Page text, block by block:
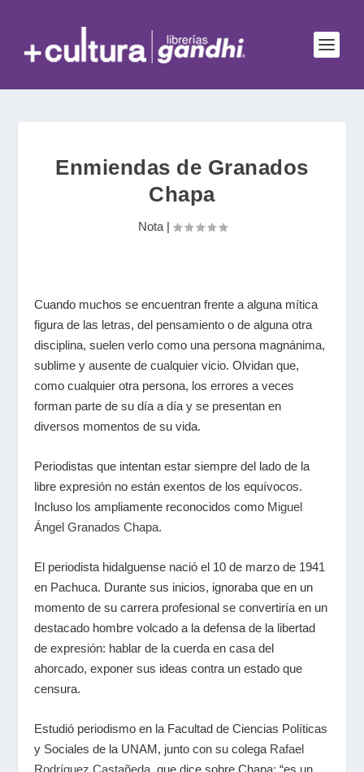
Enmiendas de Granados
Chapa
Nota|
Cuando muchos se encuentran frente a alguna mítica
figura de las letras, del pensamiento o de alguna otra
disciplina, suelen verlo como una persona magnánima,
sublime y ausente de cualquier vicio. Olvidan que,
como cualquier otra persona, los errores a veces
forman parte de su día a día y se presentan en
diversos momentos de su vida.
Periodistas que intentan estar siempre del lado de la
libre expresión no están exentos de los equívocos.
Incluso los ampliamente reconocidos como Miguel
Ángel Granados Chapa.
El periodista hidalguense nació el 10 de marzo de 1941
en Pachuca. Durante sus inicios, ignoraba que en un
momento de su carrera profesional se convertiría en un
destacado hombre volcado a la defensa de la libertad
de expresión: hablar de la cuerda en casa del
ahorcado, exponer sus ideas contra un estado que
censura.
Estudió periodismo en la Facultad de Ciencias Políticas
y Sociales de la UNAM, junto con su colega Rafael
Rodríguez Castañeda, que dice sobre Chapa: “es un